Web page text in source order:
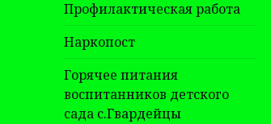
Профилактическая работа
Наркопост
Горячее питания
воспитанников детского
сада с.Гвардейцы